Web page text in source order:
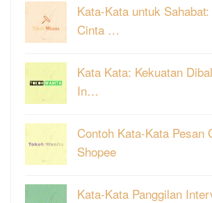
Kata-Kata untuk
Cinta …
Kata Kata: Kekuatan
In…
Contoh Kata-Kata Pesan
Shopee
Kata-Kata Panggilan